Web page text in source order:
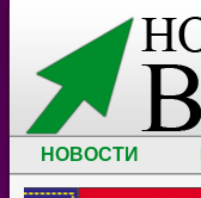
НОВОСТИ